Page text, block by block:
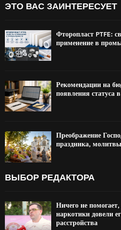
ЭТО ВАС ЗАИНТЕРЕСУЕТ
Фторопласт PTFE:
применение в
Рекомендации на
появления статуса
Преображение
праздника,
ВЫБОР РЕДАКТОРА
Ничего не
наркотики довели
расстройства